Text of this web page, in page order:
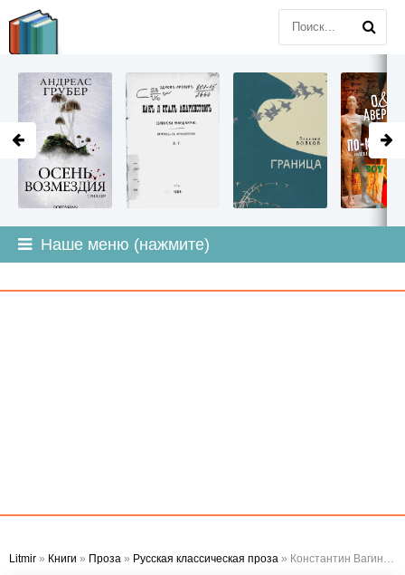
Наше меню (нажмите)
Litmir » Книги » Проза » Русская классическая проза » Константин Вагинов - Бамбочада
LITMIR.ORG